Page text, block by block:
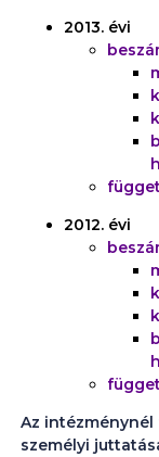
2013. évi
2012. évi
Az
személyi